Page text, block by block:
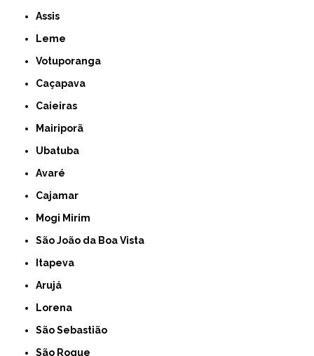
Assis
Leme
Votuporanga
Caçapava
Caieiras
Mairiporã
Ubatuba
Avaré
Cajamar
Mogi Mirim
São João da Boa Vista
Itapeva
Arujá
Lorena
São Sebastião
São Roque